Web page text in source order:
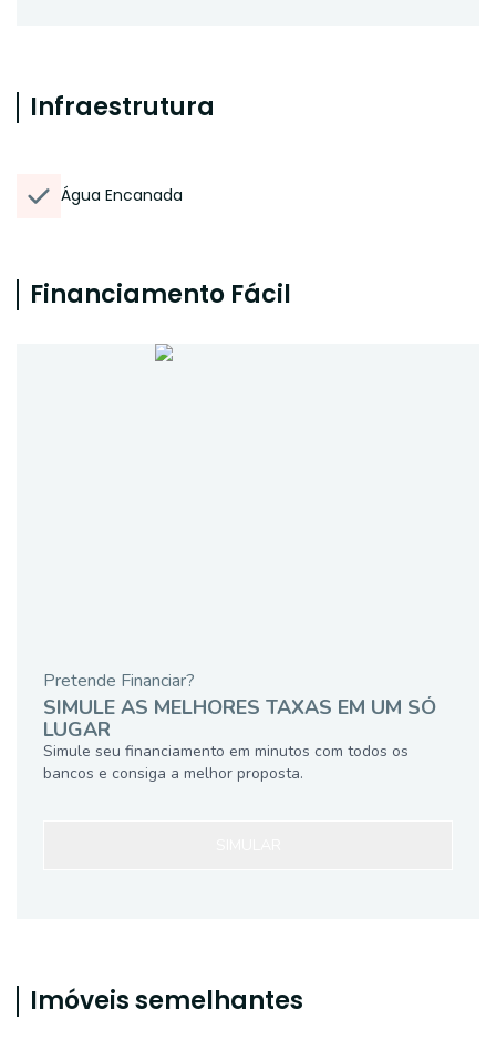
Infraestrutura
Água Encanada
Financiamento Fácil
Pretende Financiar?
SIMULE AS MELHORES TAXAS EM UM SÓ
LUGAR
Simule seu financiamento em minutos com todos os
bancos e consiga a melhor proposta.
Imóveis semelhantes